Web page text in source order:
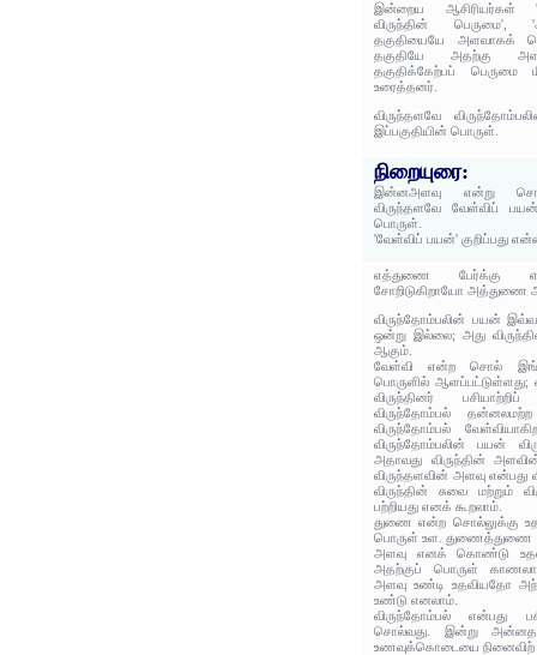
இன்றைய ஆசிரியர்கள்
விருந்தின் பெருமை',
தகுதியையே அளவாகக்
தகுதியே அதற்கு
தகுதிக்கேற்பப் பெருமை
உரைத்தனர்.
விருந்தளவே
இப்பகுதியின் பொருள்.
நிறையுரை:
இன்னஅளவு என்று
விருந்தளவே வேள்விப்
பொருள்.
'வேள்விப் பயன்' குறிப்பது
எத்துணை பேர்க்கு
சோறிடுகிறாயோ அத்துணை
விருந்தோம்பலின் பயன்
ஒன்று இல்லை; அது
ஆகும்.
வேள்வி என்ற சொல்
பொருளில்
விருந்தினர்
விருந்தோம்பல்
விருந்தோம்பல்
விருந்தோம்பலின் பயன்
அதாவது விருந்தின்
விருந்தளவின் அளவு என்பது
விருந்தின் சுவை மற்றும்
பற்றியது எனக் கூறலாம்.
துணை என்ற சொல்லுக்கு
பொருள் உள. துணைத்துணை
அளவு எனக் கொண்டு
அதற்குப் பொருள்
அளவு உண்டி உதவியதோ
உண்டு எனலாம்.
விருந்தோம்பல் என்பது
சொல்வது. இன்று
உணவுக்கொடையை